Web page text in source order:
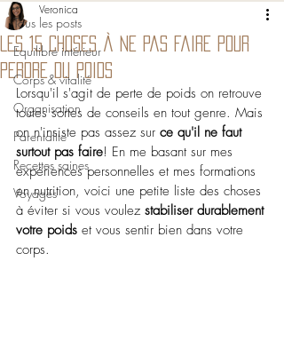
Tous les posts
Equilibre intérieur
Corps & vitalité
Organisation
Parentalité
Recettes saines
Voyages
Les 15 choses à ne pas faire pour
perdre du poids
Veronica
Lorsqu'il s'agit de perte de poids on retrouve
toutes sortes de conseils en tout genre. Mais
on n'insiste pas assez sur ce qu'il ne faut
surtout pas faire! En me basant sur mes
expériences personnelles et mes formations
en nutrition, voici une petite liste des choses
à éviter si vous voulez stabiliser durablement
votre poids et vous sentir bien dans votre
corps.